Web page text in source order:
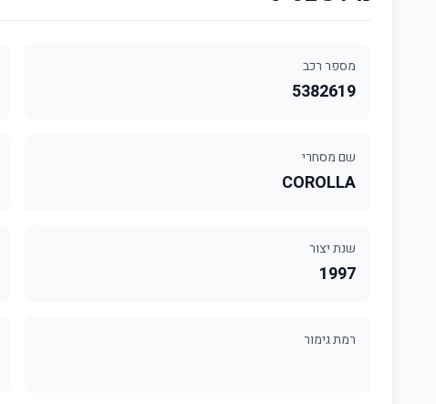
מספר רכב
5382619
שם מסחרי
COROLLA
שנת יצור
1997
רמת גימור